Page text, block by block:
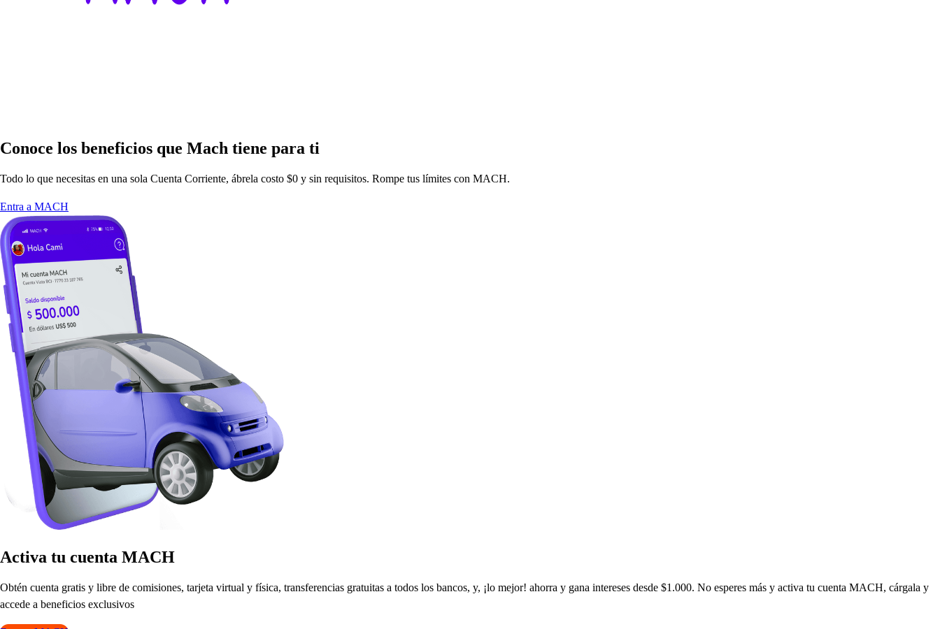
Conoce los beneficios que Mach tiene para ti
Todo lo que necesitas en una sola Cuenta Corriente, ábrela costo $0 y sin requisitos. Rompe tus límites con MACH.
Entra a MACH
Activa tu cuenta MACH
Obtén cuenta gratis y libre de comisiones, tarjeta virtual y física, transferencias gratuitas a todos los bancos, y, ¡lo mejor! ahorra y gana intereses desde $1.000. No esperes más y activa tu cuenta MACH, cárgala y
accede a beneficios exclusivos